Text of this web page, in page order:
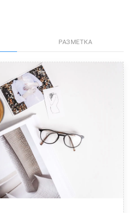
РАЗМЕТКА